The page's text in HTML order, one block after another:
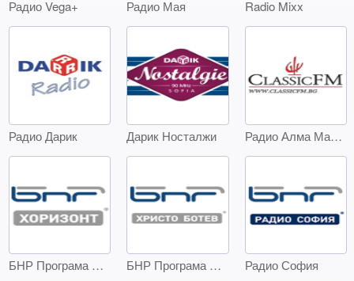
Радио Vega+ Радио Мая Radio Mixx
Радио Дарик Дарик Носталжи Радио Алма Матер - Classic FM
БНР Програма Хоризонт БНР Програма Христо Ботев Радио София